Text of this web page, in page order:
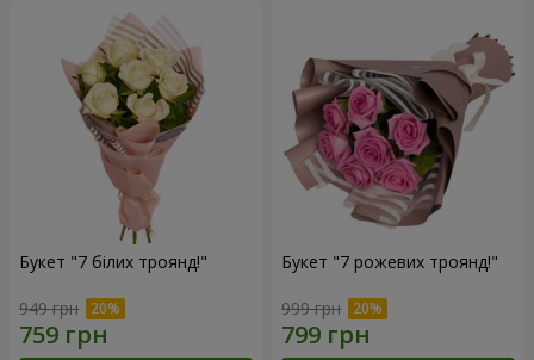
Букет "7 білих троянд!"
949 грн
Букет "7 рожевих троянд!"
999 грн